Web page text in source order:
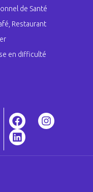
de Santé
Restaurant
en difficulté